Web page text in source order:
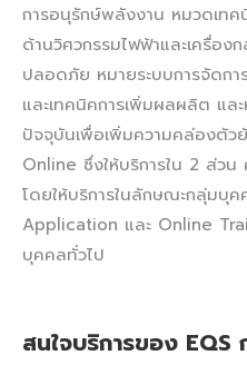
การอนุรักษ์พลังงาน หมวดเท
ด้านวิศวกรรมไฟฟ้าและเครื่อง
ปลอดภัย หมายระบบการจัดก
และเทคนิคการเพิ่มผลผลิต แล
ปัจจุบันเพื่อเพิ่มความคล่องตัว
Online ซึ่งให้บริการใน 2 ส่ว
โดยให้บริการในลักษณะกลุ่มบุ
Application และ Online
บุคคลทั่วไป
สนใจบริการของ